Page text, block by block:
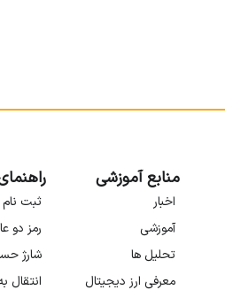
منابع آموزشی
اخبار
آموزشی
تحلیل ها
معرفی ارز دیجیتال
ثبت
رمز دو
شارژ
انتقال